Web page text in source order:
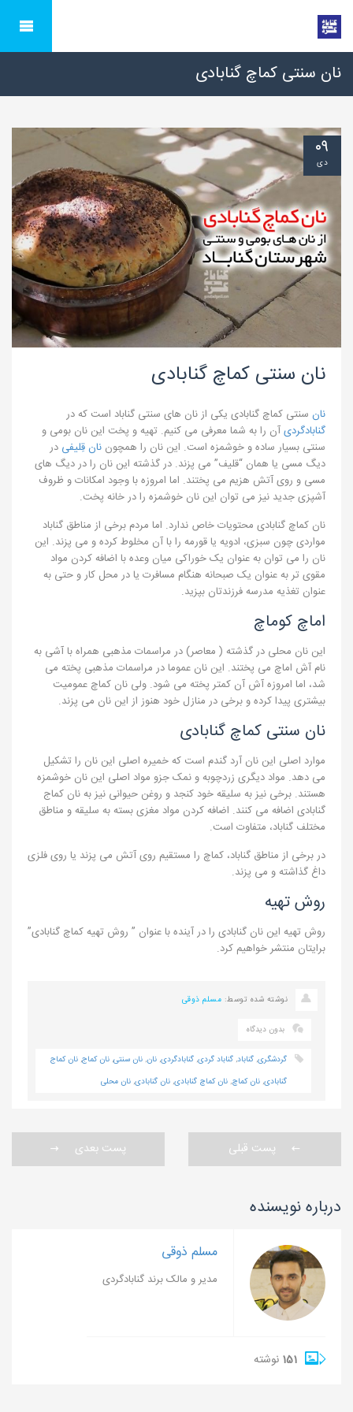
نان سنتی کماچ گنابادی
نان سنتی کماچ گنابادی
نان سنتی کماچ گنابادی یکی از نان های سنتی گناباد است که در
گنابادگردیآن را به شما معرفی می کنیم. تهیه و پخت این نان بومی و
سنتی بسیار ساده و خوشمزه است. این نان را همچون نان قِلیفی در
دیگ مسی یا همان “قلیف” می پزند. در گذشته این نان را در دیگ های
مسی و روی آتش هزیم می پختند. اما امروزه با وجود امکانات و ظروف
آشپزی جدید نیز می توان این نان خوشمزه را در خانه پخت.
نان کماچ گنابادی محتویات خاص ندارد. اما مردم برخی از مناطق گناباد
مواردی چون سبزی، ادویه یا قورمه را با آن مخلوط کرده و می پزند. این
نان را می توان به عنوان یک خوراکی میان وعده با اضافه کردن مواد
مقوی تر به عنوان یک صبحانه هنگام مسافرت یا در محل کار و حتی به
عنوان تغذیه مدرسه فرزندتان بپزید.
اماچ کوماچ
این نان محلی در گذشته ( معاصر) در مراسمات مذهبی همراه با آشی به
نام آش اماچ می پختند. این نان عموما در مراسمات مذهبی پخته می
شد، اما امروزه آش آن کمتر پخته می شود. ولی نان کماچ عمومیت
بیشتری پیدا کرده و برخی در منازل خود هنوز از این نان می پزند.
نان سنتی کماچ گنابادی
موارد اصلی این نان آرد گندم است که خمیره اصلی این نان را تشکیل
می دهد. مواد دیگری زردچوبه و نمک جزو مواد اصلی این نان خوشمزه
هستند. برخی نیز به سلیقه خود کنجد و روغن حیوانی نیز به نان کماج
گنابادی اضافه می کنند. اضافه کردن مواد مغزی بسته به سلیقه و مناطق
مختلف گناباد، متفاوت است.
در برخی از مناطق گناباد، کماچ را مستقیم روی آتش می پزند یا روی فلزی
داغ گذاشته و می پزند.
روش تهیه
روش تهیه این نان گنابادی را در آینده با عنوان ” روش تهیه کماچ گنابادی”
برایتان منتشر خواهیم کرد.
۰۹
دی
نوشته شده توسط: مسلم ذوقی
بدون دیدگاه
گردشگری, گناباد, گناباد گردی, گنابادگردی, نان, نان سنتی, نان کماج, نان کماج
گنابادی, نان کماچ, نان کماچ گنابادی, نان گنابادی, نان محلی
پست قبلی پست بعدی
درباره نویسنده
مسلم ذوقی
مدیر و مالک برند گنابادگردی
151 نوشته